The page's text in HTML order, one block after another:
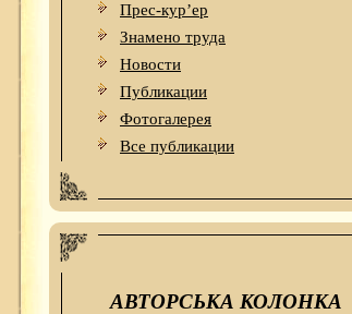
Прес-кур’ер
Знамено труда
Новости
Публикации
Фотогалерея
Все публикации
АВТОРСЬКА КОЛОНКА